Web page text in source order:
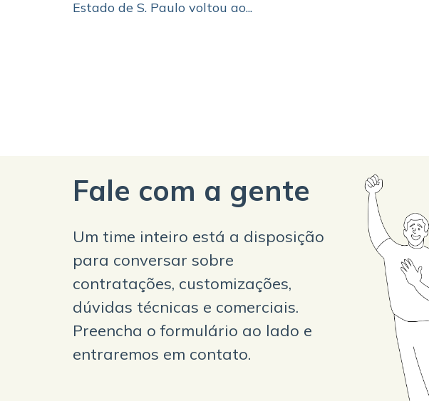
Estado de S. Paulo voltou ao...
Fale com a gente
Um time inteiro está a disposição
para conversar sobre
contratações, customizações,
dúvidas técnicas e comerciais.
Preencha o formulário ao lado e
entraremos em contato.